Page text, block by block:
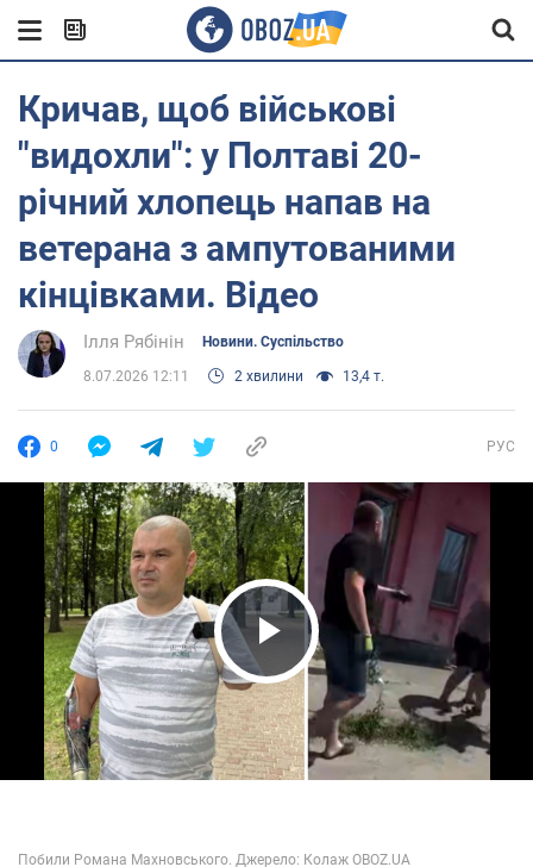
Кричав, щоб військові
"видохли": у Полтаві 20-
річний хлопець напав на
ветерана з ампутованими
кінцівками. Відео
Ілля Рябінін Новини. Суспільство
8.07.2026 12:11 2 хвилини 13,4 т.
0 РУС
Play Video